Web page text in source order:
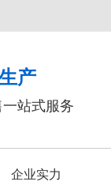
产
站式服务
企业实力